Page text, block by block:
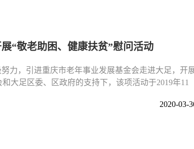
“敬老助困、健康扶贫”慰问活动
力，引进重庆市老年事业发展基金会走进大足，开
大足区委、区政府的支持下，该项活动于2019年11
2020-03-